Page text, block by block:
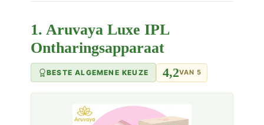
1. Aruvaya Luxe IPL
Ontharingsapparaat
BESTE ALGEMENE KEUZE 4,2VAN 5